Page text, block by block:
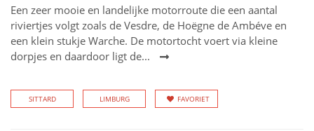
Een zeer mooie en landelijke motorroute die een aantal
riviertjes volgt zoals de Vesdre, de Hoëgne de Ambéve en
een klein stukje Warche. De motortocht voert via kleine
dorpjes en daardoor ligt de...
SITTARD LIMBURG FAVORIET